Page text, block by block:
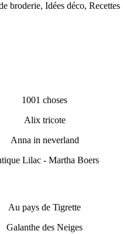
broderie, Idées déco, Recettes
1001 choses
Alix tricote
Anna in neverland
Lilac - Martha Boers
Au pays de Tigrette
Galanthe des Neiges